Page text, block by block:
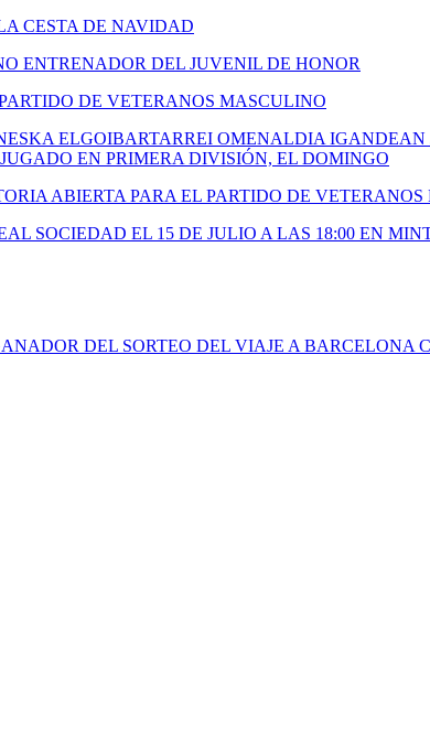
CESTA DE NAVIDAD
ENTRENADOR DEL JUVENIL DE HONOR
DE VETERANOS MASCULINO
ELGOIBARTARREI OMENALDIA IGANDEAN
EN PRIMERA DIVISIÓN, EL DOMINGO
ABIERTA PARA EL PARTIDO DE VETERANOS
SOCIEDAD EL 15 DE JULIO A LAS 18:00 EN
DEL SORTEO DEL VIAJE A BARCELONA